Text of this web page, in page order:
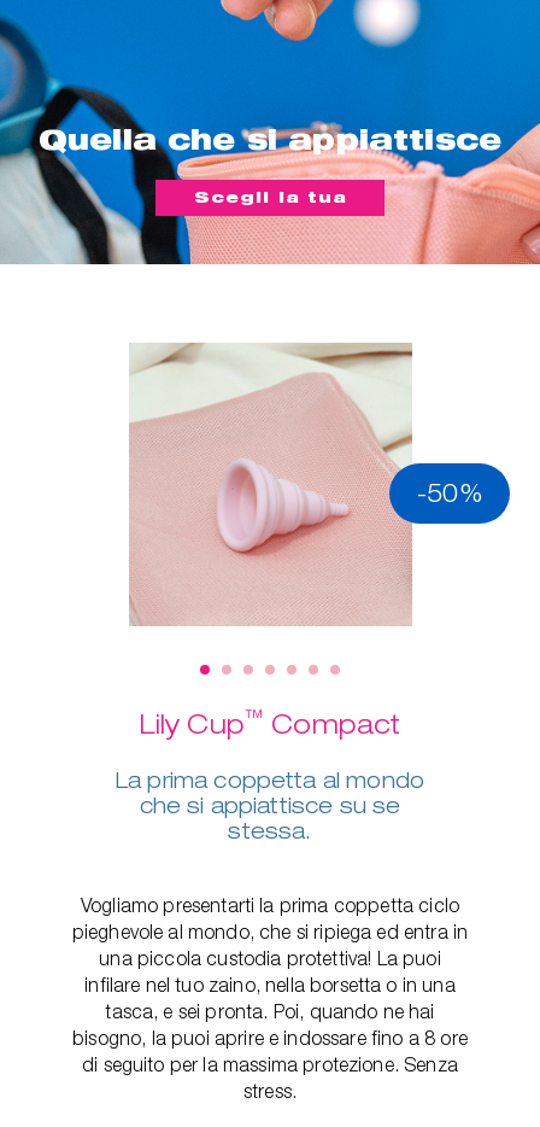
Quella che si appiattisce
Scegli la tua
-50%
Lily Cup™ Compact
La prima coppetta al mondo
che si appiattisce su se
stessa.
Vogliamo presentarti la prima coppetta ciclo
pieghevole al mondo, che si ripiega ed entra in
una piccola custodia protettiva! La puoi
infilare nel tuo zaino, nella borsetta o in una
tasca, e sei pronta. Poi, quando ne hai
bisogno, la puoi aprire e indossare fino a 8 ore
di seguito per la massima protezione. Senza
stress.